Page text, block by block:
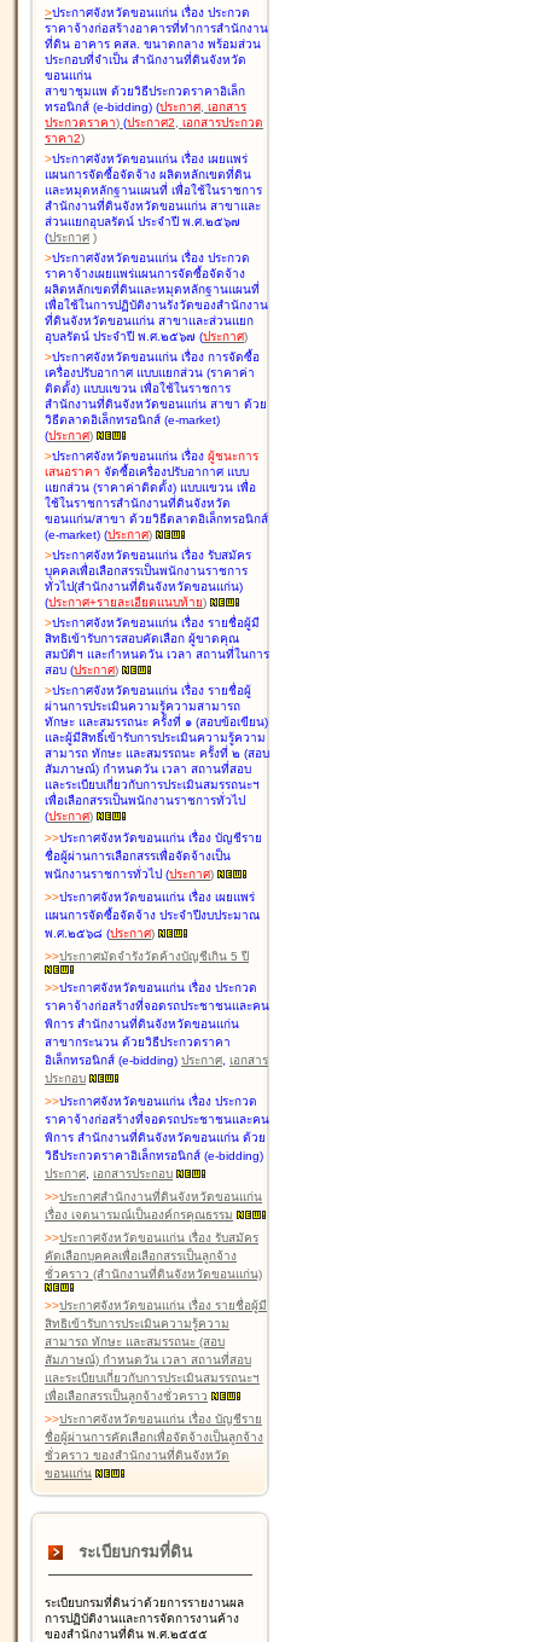
>ประกาศจังหวัดขอนแก่น เรื่อง ประกวด
ราคาจ้างก่อสร้างอาคารที่ทำการสำนักงาน
ที่ดิน อาคาร คสล. ขนาดกลาง พร้อมส่วน
ประกอบที่จำเป็น สำนักงานที่ดินจังหวัด
ขอนแก่น
สาขาชุมแพ ด้วยวิธีประกวดราคาอิเล็ก
ทรอนิกส์ (e-bidding) (ประกาศ, เอกสาร
ประกวดราคา) (ประกาศ2, เอกสารประกวด
ราคา2)
>ประกาศจังหวัดขอนแก่น เรื่อง เผยแพร่
แผนการจัดซื้อจัดจ้าง ผลิตหลักเขตที่ดิน
และหมุดหลักฐานแผนที่ เพื่อใช้ในราชการ
สำนักงานที่ดินจังหวัดขอนแก่น สาขาและ
ส่วนแยกอุบลรัตน์ ประจำปี พ.ศ.๒๕๖๗
(ประกาศ )
>ประกาศจังหวัดขอนแก่น เรื่อง ประกวด
ราคาจ้างเผยแพร่แผนการจัดซื้อจัดจ้าง
ผลิตหลักเขตที่ดินและหมุดหลักฐานแผนที่
เพื่อใช้ในการปฏิบัติงานรังวัดของสำนักงาน
ที่ดินจังหวัดขอนแก่น สาขาและส่วนแยก
อุบลรัตน์ ประจำปี พ.ศ.๒๕๖๗ (ประกาศ)
>ประกาศจังหวัดขอนแก่น เรื่อง การจัดซื้อ
เครื่องปรับอากาศ แบบแยกส่วน (ราคาค่า
ติดตั้ง) แบบแขวน เพื่อใช้ในราชการ
สำนักงานที่ดินจังหวัดขอนแก่น สาขา ด้วย
วิธีตลาดอิเล็กทรอนิกส์ (e-market)
(ประกาศ)
>ประกาศจังหวัดขอนแก่น เรื่อง ผู้ชนะการ
เสนอราคา จัดซื้อเครื่องปรับอากาศ แบบ
แยกส่วน (ราคาค่าติดตั้ง) แบบแขวน เพื่อ
ใช้ในราชการสำนักงานที่ดินจังหวัด
ขอนแก่น/สาขา ด้วยวิธีตลาดอิเล็กทรอนิกส์
(e-market) (ประกาศ)
>ประกาศจังหวัดขอนแก่น เรื่อง รับสมัคร
บุคคลเพื่อเลือกสรรเป็นพนักงานราชการ
ทั่วไป(สำนักงานที่ดินจังหวัดขอนแก่น)
(ประกาศ+รายละเอียดแนบท้าย)
>ประกาศจังหวัดขอนแก่น เรื่อง รายชื่อผู้มี
สิทธิเข้ารับการสอบคัดเลือก ผู้ขาดคุณ
สมบัติฯ และกำหนดวัน เวลา สถานที่ในการ
สอบ (ประกาศ)
>ประกาศจังหวัดขอนแก่น เรื่อง รายชื่อผู้
ผ่านการประเมินความรู้ความสามารถ
ทักษะ และสมรรถนะ ครั้งที่ ๑ (สอบข้อเขียน)
และผู้มีสิทธิ์เข้ารับการประเมินความรู้ความ
สามารถ ทักษะ และสมรรถนะ ครั้งที่ ๒ (สอบ
สัมภาษณ์) กำหนดวัน เวลา สถานที่สอบ
และระเบียบเกี่ยวกับการประเมินสมรรถนะฯ
เพื่อเลือกสรรเป็นพนักงานราชการทั่วไป
(ประกาศ)
>>ประกาศจังหวัดขอนแก่น เรื่อง บัญชีราย
ชื่อผู้ผ่านการเลือกสรรเพื่อจัดจ้างเป็น
พนักงานราชการทั่วไป (ประกาศ)
>>ประกาศจังหวัดขอนแก่น เรื่อง เผยแพร่
แผนการจัดซื้อจัดจ้าง ประจำปีงบประมาณ
พ.ศ.๒๕๖๘ (ประกาศ)
>>ประกาศมัดจำรังวัดค้างบัญชีเกิน 5 ปี
>>ประกาศจังหวัดขอนแก่น เรื่อง ประกวด
ราคาจ้างก่อสร้างที่จอดรถประชาชนและคน
พิการ สำนักงานที่ดินจังหวัดขอนแก่น
สาขากระนวน ด้วยวิธีประกวดราคา
อิเล็กทรอนิกส์ (e-bidding) ประกาศ, เอกสาร
ประกอบ
>>ประกาศจังหวัดขอนแก่น เรื่อง ประกวด
ราคาจ้างก่อสร้างที่จอดรถประชาชนและคน
พิการ สำนักงานที่ดินจังหวัดขอนแก่น ด้วย
วิธีประกวดราคาอิเล็กทรอนิกส์ (e-bidding)
ประกาศ, เอกสารประกอบ
>>ประกาศสำนักงานที่ดินจังหวัดขอนแก่น
เรื่อง เจตนารมณ์เป็นองค์กรคุณธรรม
>>ประกาศจังหวัดขอนแก่น เรื่อง รับสมัคร
คัดเลือกบุคคลเพื่อเลือกสรรเป็นลูกจ้าง
ชั่วคราว (สำนักงานที่ดินจังหวัดขอนแก่น)
>>ประกาศจังหวัดขอนแก่น เรื่อง รายชื่อผู้มี
สิทธิเข้ารับการประเมินความรู้ความ
สามารถ ทักษะ และสมรรถนะ (สอบ
สัมภาษณ์) กำหนดวัน เวลา สถานที่สอบ
และระเบียบเกี่ยวกับการประเมินสมรรถนะฯ
เพื่อเลือกสรรเป็นลูกจ้างชั่วคราว
>>ประกาศจังหวัดขอนแก่น เรื่อง บัญชีราย
ชื่อผู้ผ่านการคัดเลือกเพื่อจัดจ้างเป็นลูกจ้าง
ชั่วคราว ของสำนักงานที่ดินจังหวัด
ขอนแก่น
ระเบียบกรมที่ดิน
ระเบียบกรมที่ดินว่าด้วยการรายงานผล
การปฏิบัติงานและการจัดการงานค้าง
ของสำนักงานที่ดิน พ.ศ.๒๕๕๕